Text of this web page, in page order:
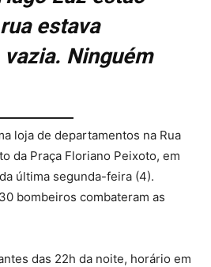
estava
Ninguém
loja de departamentos na Rua
da Praça Floriano Peixoto, em
última segunda-feira (4).
bombeiros combateram as
das 22h da noite, horário em